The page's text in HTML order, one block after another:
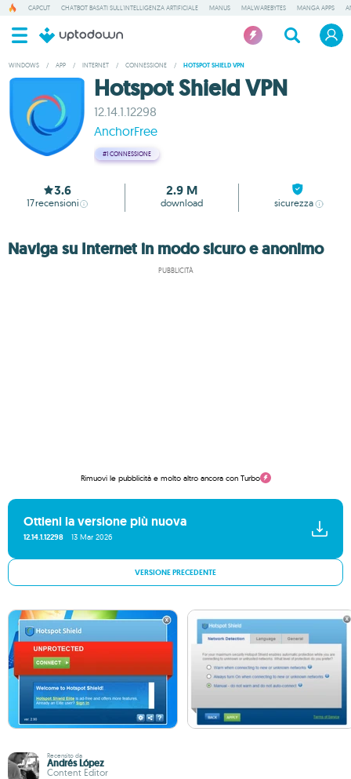
CAPCUT CHATBOT BASATI SULL'INTELLIGENZA ARTIFICIALE MANUS MALWAREBYTES MANGA APPS
WINDOWS / APP / INTERNET / CONNESSIONE / HOTSPOT SHIELD VPN
Hotspot Shield VPN
12.14.1.12298
AnchorFree
#1 CONNESSIONE
3.6
17recensioni
2.9 M
download sicurezza
Naviga su Internet in modo sicuro e anonimo
PUBBLICITÀ
Rimuovi le pubblicità e molto altro ancora con Turbo
Ottieni la versione più nuova
12.14.1.12298 13 Mar 2026
VERSIONE PRECEDENTE
Recensito da
Andrés López
Content Editor